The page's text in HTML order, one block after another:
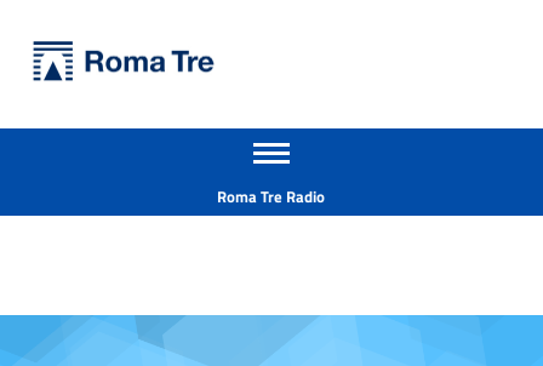
Concorsi TAB 2020 - Università Roma Tre
Apri il menu secondario
Roma Tre Radio